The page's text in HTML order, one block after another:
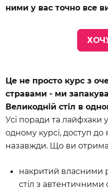
ними у вас точно все
Це не просто курс з
стравами - ми
Великодній стіл в
Усі поради та лайфхаки
одному курсі, доступ
назавжди. Що ви
накритий власними
стіл з автентичними